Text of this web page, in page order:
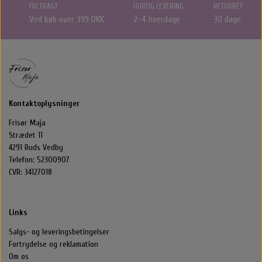
FRI FRAGT
Ved køb over 399 DKK
HURTIG LEVERING
2-4 hverdage
RETURRET
30 dage
Kontaktoplysninger
Frisør Maja
Strædet 11
4291 Ruds Vedby
Telefon: 52300907
CVR: 34127018
Links
Salgs- og leveringsbetingelser
Fortrydelse og reklamation
Om os